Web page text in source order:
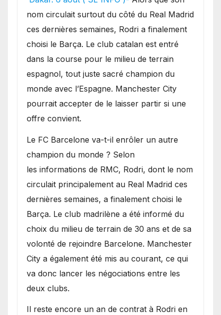
sur le marché des
transferts.
nom circulait surtout du côté du Real Madrid
ces dernières semaines, Rodri a finalement
choisi le Barça. Le club catalan est entré
dans la course pour le milieu de terrain
espagnol, tout juste sacré champion du
monde avec l’Espagne. Manchester City
pourrait accepter de le laisser partir si une
offre convient.
​Le FC Barcelone va-t-il enrôler un autre
champion du monde ? Selon
les informations de RMC, Rodri, dont le nom
circulait principalement au Real Madrid ces
dernières semaines, a finalement choisi le
Barça. Le club madrilène a été informé du
choix du milieu de terrain de 30 ans et de sa
volonté de rejoindre Barcelone. Manchester
City a également été mis au courant, ce qui
va donc lancer les négociations entre les
deux clubs.
​Il reste encore un an de contrat à Rodri en